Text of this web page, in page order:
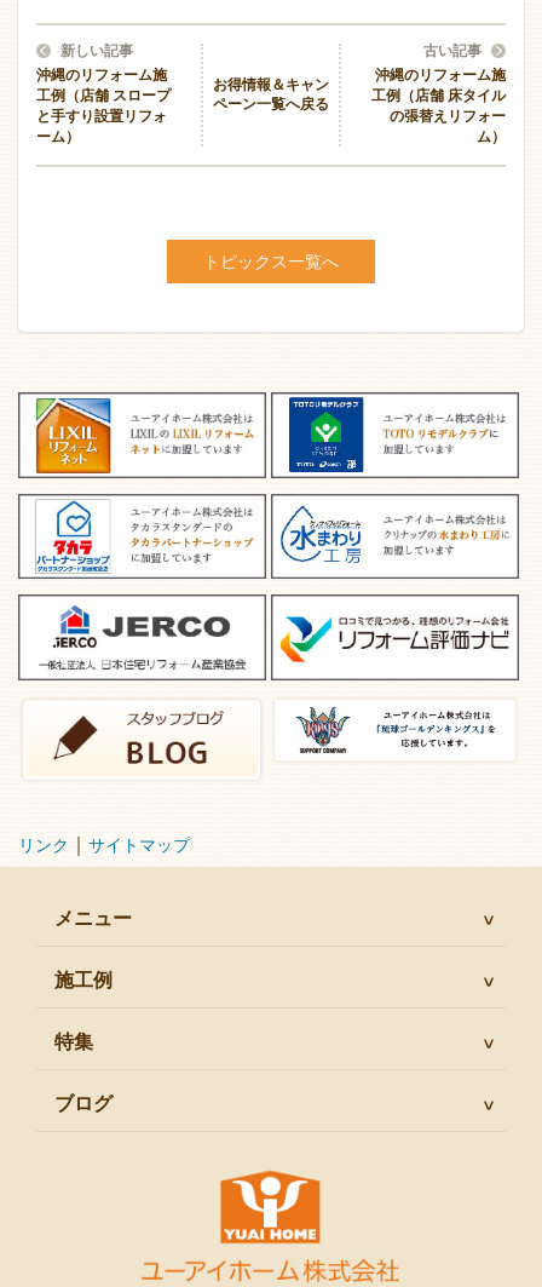
新しい記事
沖縄のリフォーム施
工例（店舗 スロープ
と手すり設置リフォ
ーム）
お得情報＆キャン
ペーン一覧へ戻る
古い記事
沖縄のリフォーム施
工例（店舗 床タイル
の張替えリフォー
ム）
トピックス一覧へ
リンク サイトマップ
メニュー
施工例
特集
ブログ